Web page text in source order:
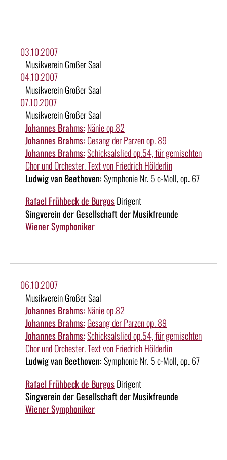
03.10.2007
Musikverein Großer Saal
04.10.2007
Musikverein Großer Saal
07.10.2007
Musikverein Großer Saal
Johannes Brahms: Nänie op.82
Johannes Brahms: Gesang der Parzen op. 89
Johannes Brahms:Schicksalslied op.54, für gemischten
Chor und Orchester. Text von Friedrich Hölderlin
Ludwig van Beethoven:Symphonie Nr. 5 c-Moll, op. 67
Rafael Frühbeck de BurgosDirigent
Singverein der Gesellschaft der Musikfreunde
Wiener Symphoniker
06.10.2007
Musikverein Großer Saal
Johannes Brahms: Nänie op.82
Johannes Brahms: Gesang der Parzen op. 89
Johannes Brahms:Schicksalslied op.54, für gemischten
Chor und Orchester. Text von Friedrich Hölderlin
Ludwig van Beethoven:Symphonie Nr. 5 c-Moll, op. 67
Rafael Frühbeck de BurgosDirigent
Singverein der Gesellschaft der Musikfreunde
Wiener Symphoniker